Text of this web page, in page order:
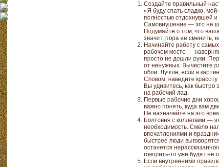
Создайте правильный
«Я буду спать сладко, мой
полностью отдохнувшей и
Самовнушение — это не
Подумайте о том, что
значит, пора ее сменить,
Начинайте работу с
рабочем месте —
просто не дошли руки.
от ненужных. Вычистите
обои. Лучше, если в
Словом, наведите красоту
Вы удивитесь, как быстро
на рабочий лад.
Первые рабочие дни
важно понять, куда вам
Не назначайте на это
Болтовня с коллегами —
необходимость. Смело
впечатлениями и
быстрее люди
останется
говорить-то уже будет не
Если внутренними